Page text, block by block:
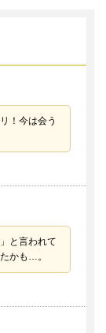
！今は会う
と言われて
かも…。